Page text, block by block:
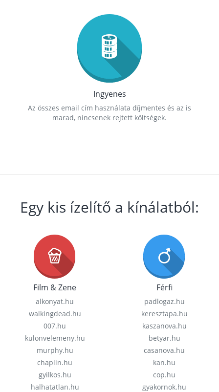
Ingyenes
Az összes email cím használata díjmentes és az is
marad, nincsenek rejtett költségek.
Egy kis ízelítő a kínálatból:
Film & Zene
alkonyat.hu
walkingdead.hu
007.hu
kulonvelemeny.hu
murphy.hu
chaplin.hu
gyilkos.hu
halhatatlan.hu
Férfi
padlogaz.hu
keresztapa.hu
kaszanova.hu
betyar.hu
casanova.hu
kan.hu
cop.hu
gyakornok.hu